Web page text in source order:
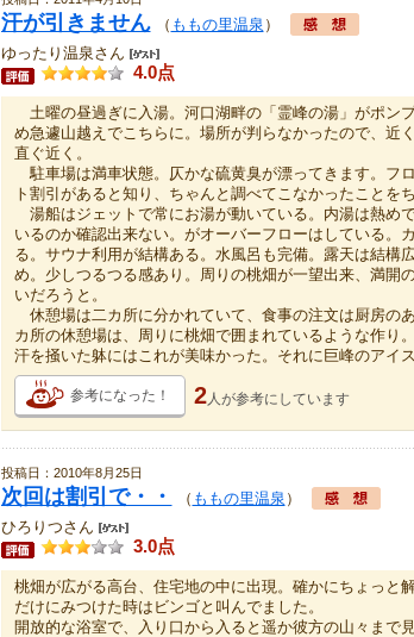
汗が引きません（ ももの里温泉 ）
ゆったり温泉さん
4.0点
土曜の昼過ぎに入湯。河口湖畔の「霊峰の湯」がポン
め急遽山越えでこちらに。場所が判らなかったので、近
直ぐ近く。
駐車場は満車状態。仄かな硫黄臭が漂ってきます。フ
ト割引があると知り、ちゃんと調べてこなかったことを
湯船はジェットで常にお湯が動いている。内湯は熱め
いるのか確認出来ない。がオーバーフローはしている。
る。サウナ利用が結構ある。水風呂も完備。露天は結構
め。少しつるつる感あり。周りの桃畑が一望出来、満開
いだろうと。
休憩場は二カ所に分かれていて、食事の注文は厨房の
カ所の休憩場は、周りに桃畑で囲まれているような作り
汗を掻いた躰にはこれが美味かった。それに巨峰のアイス
参考になった！ 2人が参考にしています
投稿日：2010年8月25日
次回は割引で・・ （ ももの里温泉 ）
ひろりつさん
3.0点
桃畑が広がる高台、住宅地の中に出現。確かにちょっと
だけにみつけた時はビンゴと叫んでました。
開放的な浴室で、入り口から入ると遥か彼方の山々まで